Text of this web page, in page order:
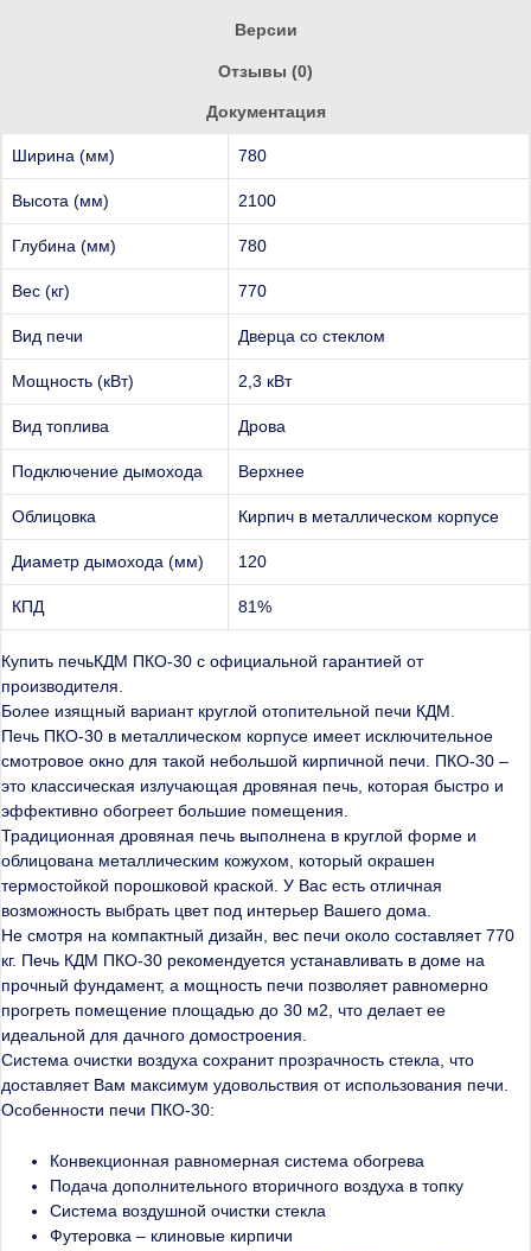
Версии
Отзывы (0)
Документация
Ширина (мм) 780
Высота (мм) 2100
Глубина (мм) 780
Вес (кг) 770
Вид печи Дверца со стеклом
Мощность (кВт) 2,3 кВт
Вид топлива Дрова
Подключение дымохода Верхнее
Облицовка Кирпич в металлическом корпусе
Диаметр дымохода (мм) 120
КПД 81%
Купить печьКДМ ПКО-30 с официальной гарантией от
производителя.
Более изящный вариант круглой отопительной печи КДМ.
Печь ПКО-30 в металлическом корпусе имеет исключительное
смотровое окно для такой небольшой кирпичной печи. ПКО-30 –
это классическая излучающая дровяная печь, которая быстро и
эффективно обогреет большие помещения.
Традиционная дровяная печь выполнена в круглой форме и
облицована металлическим кожухом, который окрашен
термостойкой порошковой краской. У Вас есть отличная
возможность выбрать цвет под интерьер Вашего дома.
Не смотря на компактный дизайн, вес печи около составляет 770
кг. Печь КДМ ПКО-30 рекомендуется устанавливать в доме на
прочный фундамент, а мощность печи позволяет равномерно
прогреть помещение площадью до 30 м2, что делает ее
идеальной для дачного домостроения.
Система очистки воздуха сохранит прозрачность стекла, что
доставляет Вам максимум удовольствия от использования печи.
Особенности печи ПКО-30:
Конвекционная равномерная система обогрева
Подача дополнительного вторичного воздуха в топку
Система воздушной очистки стекла
Футеровка – клиновые кирпичи